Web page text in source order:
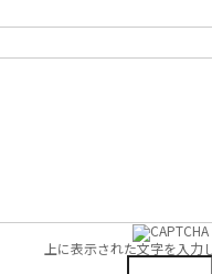
上に表示された文字を入力